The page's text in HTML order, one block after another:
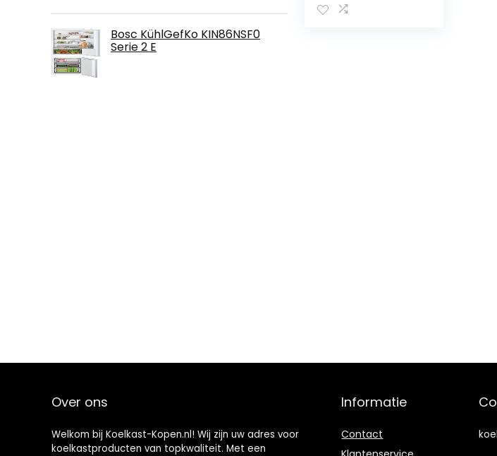
Bosc KühlGefKo KIN86NSF0
Serie 2 E
met auto en
Over ons
Welkom bij Koelkast-Kopen.nl! Wij zijn uw adres voor
koelkastproducten van topkwaliteit. Met een
Informatie
Contact